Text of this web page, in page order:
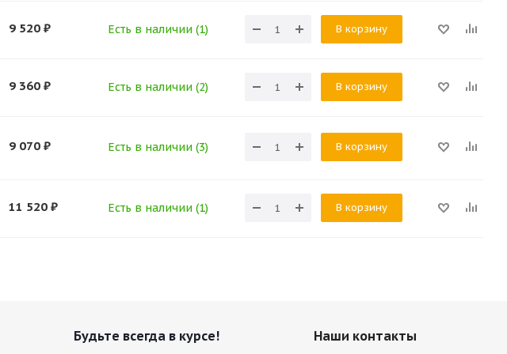
9 520 ₽ Есть в наличии (1) В корзину
9 360 ₽ Есть в наличии (2) В корзину
9 070 ₽ Есть в наличии (3) В корзину
11 520 ₽ Есть в наличии (1) В корзину
Будьте всегда в курсе! Наши контакты